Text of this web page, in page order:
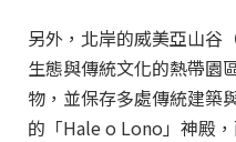
另外，北岸的威美亞山谷
生態與傳統文化的熱帶園
物，並保存多處傳統建築
的「Hale o Lono」神殿